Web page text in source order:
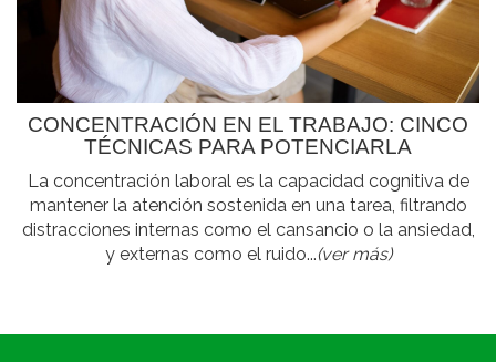
CONCENTRACIÓN EN EL TRABAJO: CINCO
TÉCNICAS PARA POTENCIARLA
La concentración laboral es la capacidad cognitiva de
mantener la atención sostenida en una tarea, filtrando
distracciones internas como el cansancio o la ansiedad,
y externas como el ruido...(ver más)